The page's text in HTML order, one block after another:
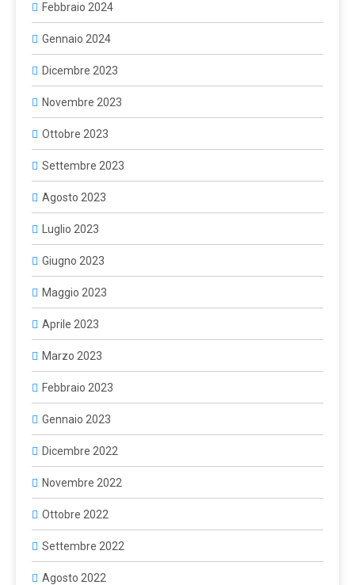
Febbraio 2024
Gennaio 2024
Dicembre 2023
Novembre 2023
Ottobre 2023
Settembre 2023
Agosto 2023
Luglio 2023
Giugno 2023
Maggio 2023
Aprile 2023
Marzo 2023
Febbraio 2023
Gennaio 2023
Dicembre 2022
Novembre 2022
Ottobre 2022
Settembre 2022
Agosto 2022